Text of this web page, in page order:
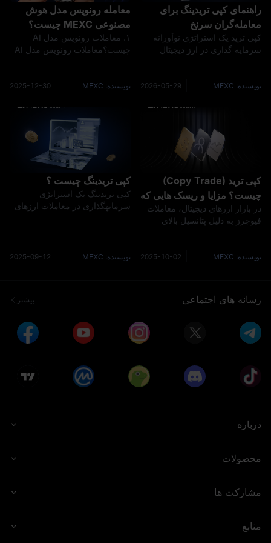
راهنمای کپی تریدینگ برای
معامله‌گران سرنخ
کپی ترید یک استراتژی نوآورانه
سرمایه گذاری در ارز دیجیتال
باتجربه را به صورت خودکار تکرار
تخصصی یا تجربه معاملاتی ن
نویسنده: MEXC 2026-05-29
معامله رونویس مدل هوش
مصنوعی MEXC چیست؟
۱. معاملات رونویس مدل AI
چیست؟معاملات رونویس مدل AI
راهاندازی شده و به شما امکان
معاملات خودکار پیروی کنید.پلتفرم
نویسنده: MEXC 2025-12-30
کپی‌ ترید (Copy Trade)
چیست؟ مزایا و ریسک‌ هایی که
باید بشناسید
در بازار ارزهای دیجیتال، معاملات
فیوچرز به دلیل پتانسیل بالای
بسیاری از تازه واردان را از ورود
نویسنده: MEXC 2025-10-02
کپی تریدینگ چیست ؟
کپی تریدینگ یک استراتژی
سرمایهگذاری در معاملات ارزهای
معاملهگران با تجربه را تکرار کنند.
نویسنده: MEXC 2025-09-12
رسانه های اجتماعی بیشتر
درباره
محصولات
مشارکت ها
منابع